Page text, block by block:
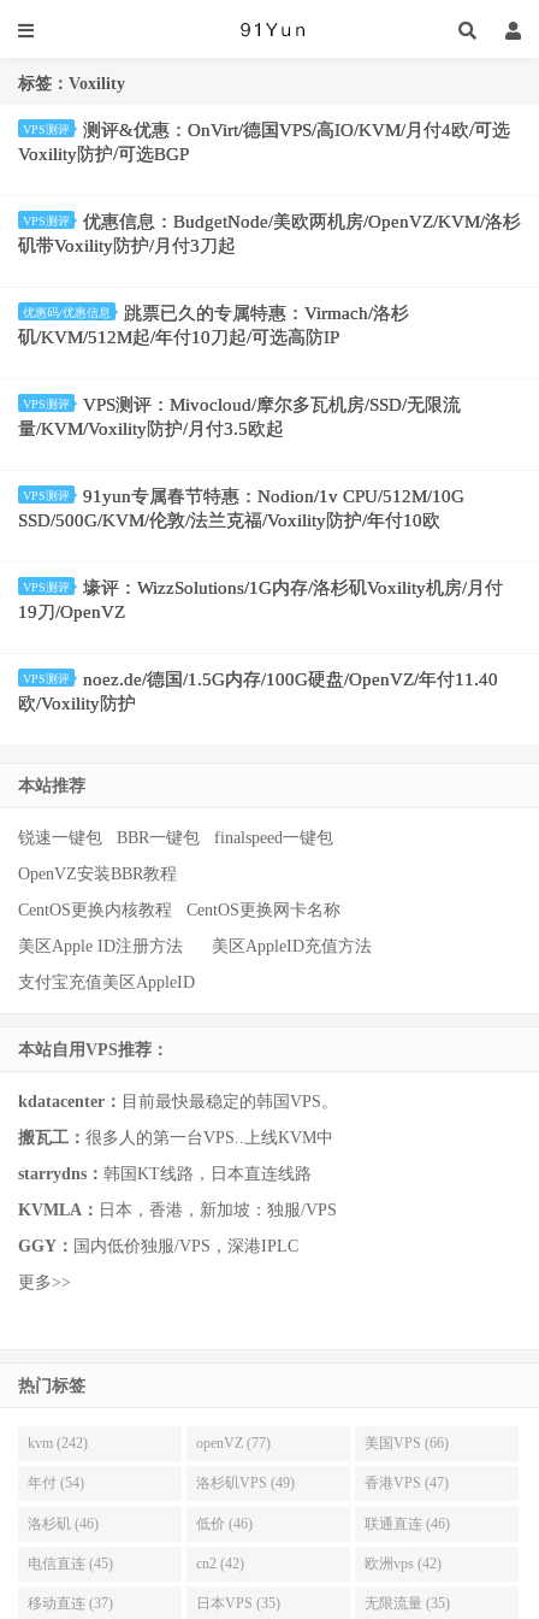
标签：Voxility
VPS测评
测评&优惠：OnVirt/德国VPS/高IO/KVM/月付4欧/可选
Voxility防护/可选BGP
VPS测评
优惠信息：BudgetNode/美欧两机房/OpenVZ/KVM/洛杉
矶带Voxility防护/月付3刀起
优惠码/优惠信息
跳票已久的专属特惠：Virmach/洛杉
矶/KVM/512M起/年付10刀起/可选高防IP
VPS测评
VPS测评：Mivocloud/摩尔多瓦机房/SSD/无限流
量/KVM/Voxility防护/月付3.5欧起
VPS测评
91yun专属春节特惠：Nodion/1v CPU/512M/10G
SSD/500G/KVM/伦敦/法兰克福/Voxility防护/年付10欧
VPS测评
壕评：WizzSolutions/1G内存/洛杉矶Voxility机房/月付
19刀/OpenVZ
VPS测评
noez.de/德国/1.5G内存/100G硬盘/OpenVZ/年付11.40
欧/Voxility防护
本站推荐
锐速一键包 BBR一键包
finalspeed一键包
OpenVZ安装BBR教程
CentOS更换内核教程
CentOS更换网卡名称
美区Apple ID注册方法
美区AppleID充值方法
支付宝充值美区AppleID
本站自用VPS推荐：
kdatacenter： 目前最快最稳定的韩国VPS。
搬瓦工： 很多人的第一台VPS..上线KVM中
starrydns： 韩国KT线路，日本直连线路
KVMLA： 日本，香港，新加坡：独服/VPS
GGY： 国内低价独服/VPS，深港IPLC
更多>>
热门标签
kvm (242) openVZ (77) 美国VPS (66)
年付 (54) 洛杉矶VPS (49) 香港VPS (47)
洛杉矶 (46) 低价 (46) 联通直连 (46)
电信直连 (45) cn2 (42) 欧洲vps (42)
移动直连 (37) 日本VPS (35) 无限流量 (35)